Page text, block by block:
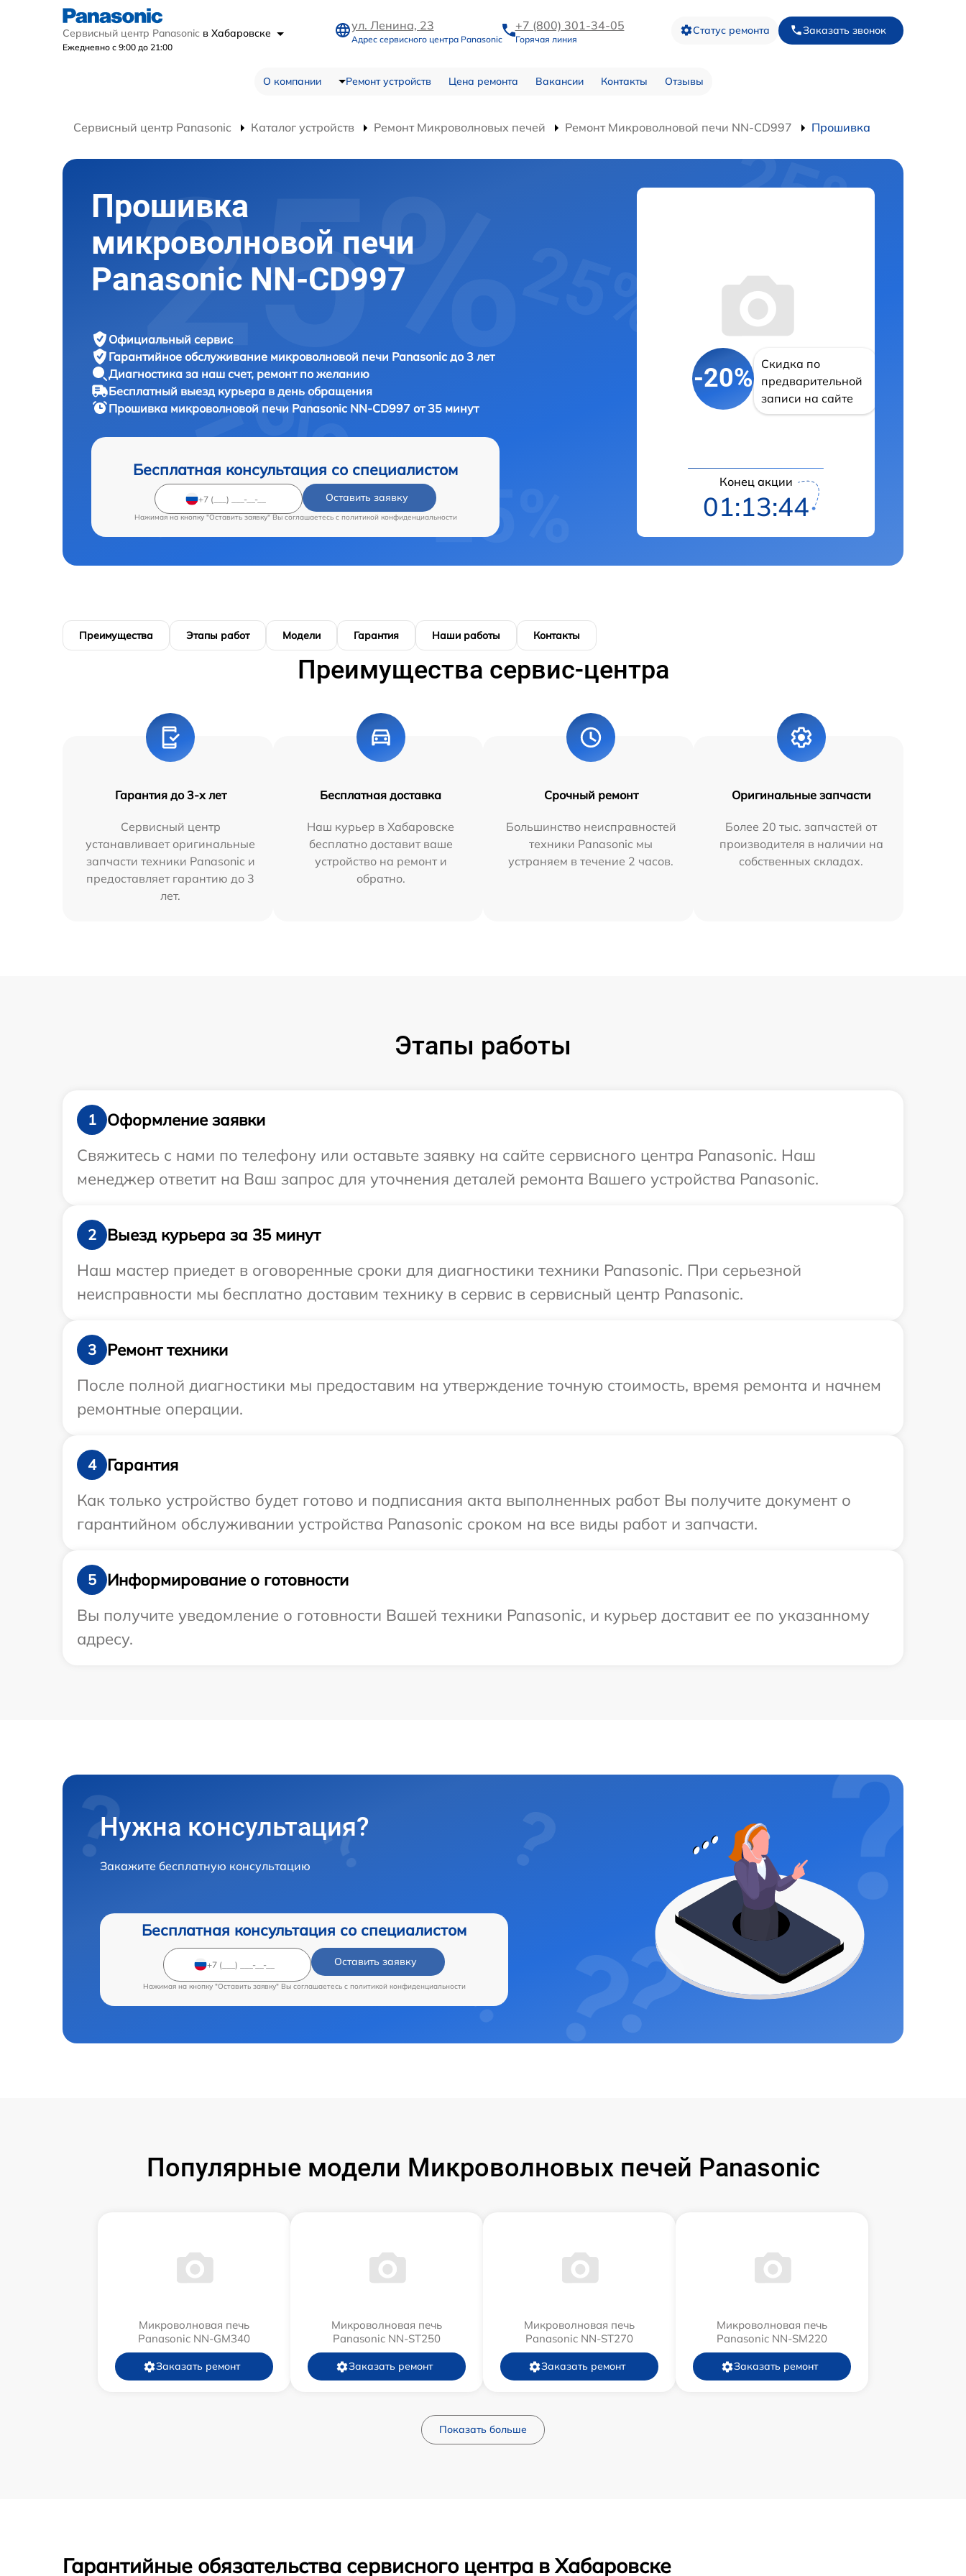
Сервисный центр Panasonic в Хабаровске
Ежедневно с 9:00 до 21:00
ул. Ленина, 23
Адрес сервисного центра Panasonic
+7 (800) 301-34-05
Горячая линия
Статус ремонта Заказать звонок
О компании Ремонт устройств Цена ремонта Вакансии Контакты Отзывы
Сервисный центр Panasonic Каталог устройств Ремонт Микроволновых печей Ремонт Микроволновой печи NN-CD997 Прошивка
Прошивка
микроволновой печи
Panasonic NN-CD997
Официальный сервис
Гарантийное обслуживание микроволновой печи Panasonic до 3 лет
Диагностика за наш счет, ремонт по желанию
Бесплатный выезд курьера в день обращения
Прошивка микроволновой печи Panasonic NN-CD997 от 35 минут
Бесплатная консультация со специалистом
Оставить заявку
Нажимая на кнопку "Оставить заявку" Вы соглашаетесь c политикой конфиденциальности
-20%
Скидка по
предварительной
записи на сайте
Конец акции
01:13:43
Преимущества Этапы работ Модели Гарантия Наши работы Контакты
Преимущества сервис-центра
Гарантия до 3-х лет
Сервисный центр
устанавливает оригинальные
запчасти техники Panasonic и
предоставляет гарантию до 3
лет.
Бесплатная доставка
Наш курьер в Хабаровске
бесплатно доставит ваше
устройство на ремонт и
обратно.
Срочный ремонт
Большинство неисправностей
техники Panasonic мы
устраняем в течение 2 часов.
Оригинальные запчасти
Более 20 тыс. запчастей от
производителя в наличии на
собственных складах.
Этапы работы
1
Оформление заявки
Свяжитесь с нами по телефону или оставьте заявку на сайте сервисного центра Panasonic. Наш
менеджер ответит на Ваш запрос для уточнения деталей ремонта Вашего устройства Panasonic.
2
Выезд курьера за 35 минут
Наш мастер приедет в оговоренные сроки для диагностики техники Panasonic. При серьезной
неисправности мы бесплатно доставим технику в сервис в сервисный центр Panasonic.
3
Ремонт техники
После полной диагностики мы предоставим на утверждение точную стоимость, время ремонта и начнем
ремонтные операции.
4
Гарантия
Как только устройство будет готово и подписания акта выполненных работ Вы получите документ о
гарантийном обслуживании устройства Panasonic сроком на все виды работ и запчасти.
5
Информирование о готовности
Вы получите уведомление о готовности Вашей техники Panasonic, и курьер доставит ее по указанному
адресу.
Нужна консультация?
Закажите бесплатную консультацию
Бесплатная консультация со специалистом
Оставить заявку
Нажимая на кнопку "Оставить заявку" Вы соглашаетесь c политикой конфиденциальности
Популярные модели Микроволновых печей Panasonic
Микроволновая печь
Panasonic NN-GM340
Заказать ремонт
Микроволновая печь
Panasonic NN-ST250
Заказать ремонт
Микроволновая печь
Panasonic NN-ST270
Заказать ремонт
Микроволновая печь
Panasonic NN-SM220
Заказать ремонт
Показать больше
Гарантийные обязательства сервисного центра в Хабаровске